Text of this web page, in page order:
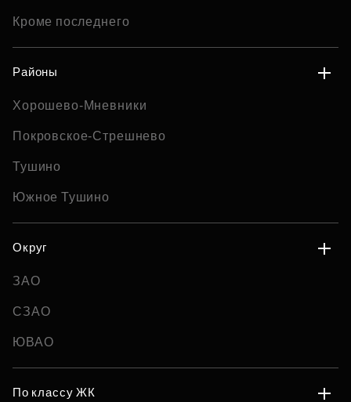
Кроме последнего
Районы
Хорошево-Мневники
Покровское-Стрешнево
Тушино
Южное Тушино
Округ
ЗАО
СЗАО
ЮВАО
По классу ЖК